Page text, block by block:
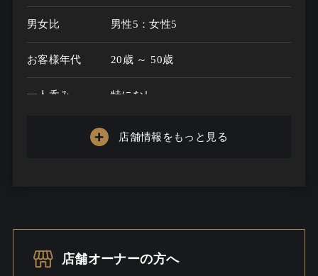
男女比 男性5：女性5
お客様年代 20歳 ～ 50歳
一人呑み
特になし
一人呑み
出会いあるかも / ワイワイ / 料理充
店舗情報をもっと見る
店舗オーナーの方へ